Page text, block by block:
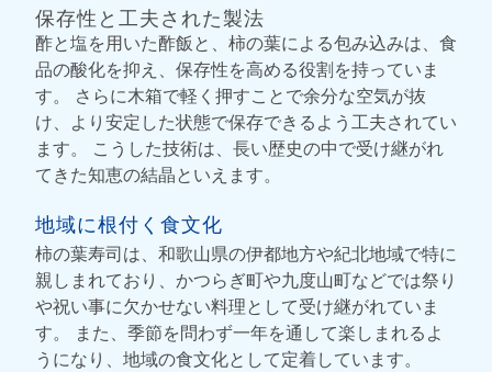
保存性と工夫された製法
酢と塩を用いた酢飯と、柿の葉による包み込みは、食
品の酸化を抑え、保存性を高める役割を持っていま
す。 さらに木箱で軽く押すことで余分な空気が抜
け、より安定した状態で保存できるよう工夫されてい
ます。 こうした技術は、長い歴史の中で受け継がれ
てきた知恵の結晶といえます。
地域に根付く食文化
柿の葉寿司は、和歌山県の伊都地方や紀北地域で特に
親しまれており、かつらぎ町や九度山町などでは祭り
や祝い事に欠かせない料理として受け継がれていま
す。 また、季節を問わず一年を通して楽しまれるよ
うになり、地域の食文化として定着しています。